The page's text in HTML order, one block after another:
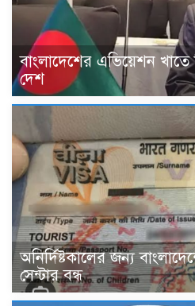
বাংলাদেশের এভিয়েশন
দেশ
অনির্দিষ্টকালের জন্য
সেন্টার বন্ধ